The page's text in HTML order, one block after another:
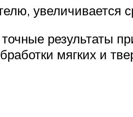
увеличивается
результаты
мягких и